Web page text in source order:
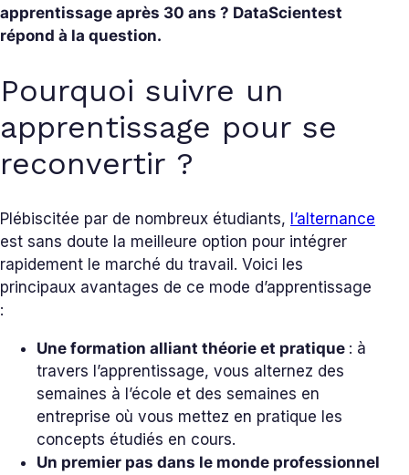
apprentissage après 30 ans ? DataScientest
répond à la question.
Pourquoi suivre un
apprentissage pour se
reconvertir ?
Plébiscitée par de nombreux étudiants, l’alternance
est sans doute la meilleure option pour intégrer
rapidement le marché du travail. Voici les
principaux avantages de ce mode d’apprentissage
:
Une formation alliant théorie et pratique : à
travers l’apprentissage, vous alternez des
semaines à l’école et des semaines en
entreprise où vous mettez en pratique les
concepts étudiés en cours.
Un premier pas dans le monde professionnel